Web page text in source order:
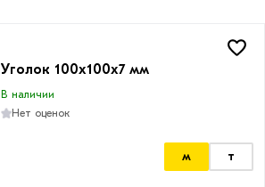
Уголок 100х100х7 мм
В наличии
Нет оценок
м т